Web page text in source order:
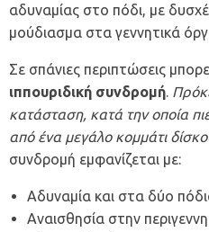
αδυναμίας στο πόδι, με
μούδιασμα στα γεννητικά
Σε σπάνιες περιπτώσεις
ιππουριδική συνδρομή.
κατάσταση, κατά την οποία
από ένα μεγάλο κομμάτι
συνδρομή εμφανίζεται με:
Αδυναμία και στα δύο
Αναισθησία στην